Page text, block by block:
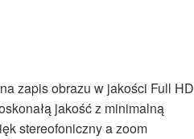
zapis obrazu w jakości Full HD
jakość z minimalną
stereofoniczny a zoom